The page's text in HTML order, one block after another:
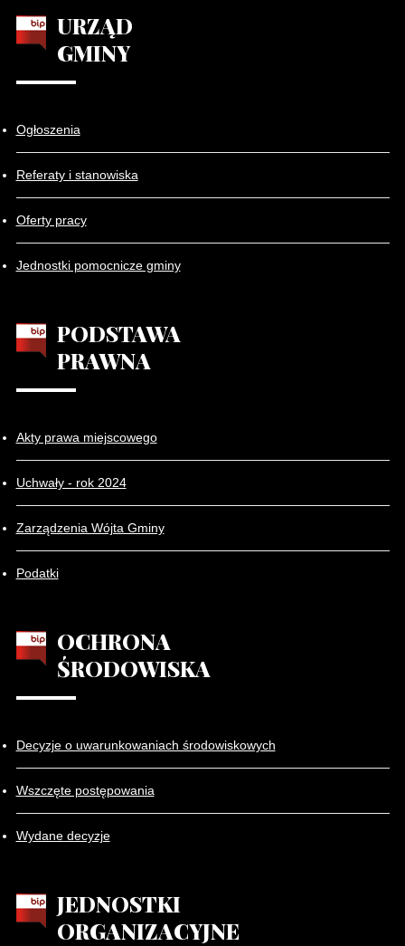
URZĄD
GMINY
Ogłoszenia
Referaty i stanowiska
Oferty pracy
Jednostki pomocnicze gminy
PODSTAWA
PRAWNA
Akty prawa miejscowego
Uchwały - rok 2024
Zarządzenia Wójta Gminy
Podatki
OCHRONA
ŚRODOWISKA
Decyzje o uwarunkowaniach środowiskowych
Wszczęte postępowania
Wydane decyzje
JEDNOSTKI
ORGANIZACYJNE